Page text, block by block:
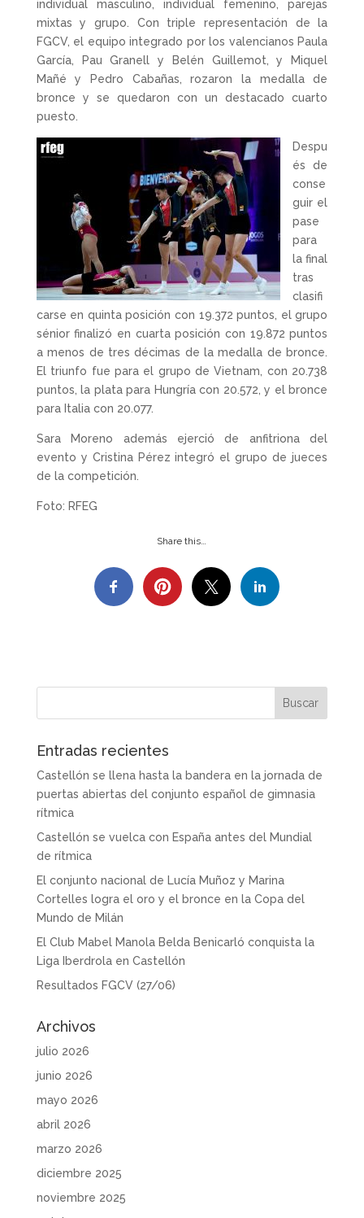
individual masculino, individual femenino, parejas
mixtas y grupo. Con triple representación de la
FGCV, el equipo integrado por los valencianos Paula
García, Pau Granell y Belén Guillemot, y Miquel
Mañé y Pedro Cabañas, rozaron la medalla de
bronce y se quedaron con un destacado cuarto
puesto.
Despu
és de
conse
guir el
pase
para
la final
tras
clasifi
carse en quinta posición con 19.372 puntos, el grupo
sénior finalizó en cuarta posición con 19.872 puntos
a menos de tres décimas de la medalla de bronce.
El triunfo fue para el grupo de Vietnam, con 20.738
puntos, la plata para Hungría con 20.572, y el bronce
para Italia con 20.077.
Sara Moreno además ejerció de anfitriona del
evento y Cristina Pérez integró el grupo de jueces
de la competición.
Foto: RFEG
Share this…
Entradas recientes
Castellón se llena hasta la bandera en la jornada de
puertas abiertas del conjunto español de gimnasia
rítmica
Castellón se vuelca con España antes del Mundial
de rítmica
El conjunto nacional de Lucía Muñoz y Marina
Cortelles logra el oro y el bronce en la Copa del
Mundo de Milán
El Club Mabel Manola Belda Benicarló conquista la
Liga Iberdrola en Castellón
Resultados FGCV (27/06)
Archivos
julio 2026
junio 2026
mayo 2026
abril 2026
marzo 2026
diciembre 2025
noviembre 2025